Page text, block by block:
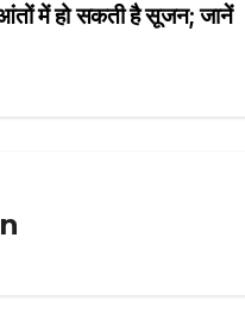
में हो सकती है सूजन; जानें